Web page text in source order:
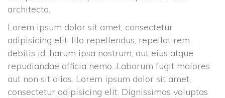
architecto.
Lorem ipsum dolor sit amet, consectetur
adipisicing elit. Illo repellendus, repellat rem
debitis id, harum ipsa nostrum, aut eius atque
repudiandae officia nemo. Laborum fugit maiores
aut non sit alias. Lorem ipsum dolor sit amet,
consectetur adipisicing elit. Dignissimos voluptas